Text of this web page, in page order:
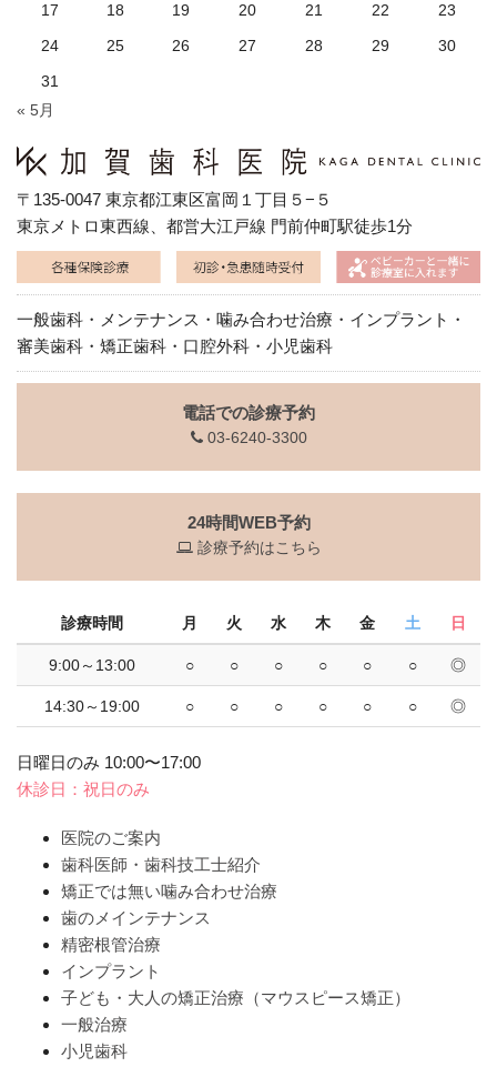
17
18 19 20 21 22
23
24
25 26 27 28 29
30
31
« 5月
〒135-0047 東京都江東区富岡１丁目５−５
東京メトロ東西線、都営大江戸線 門前仲町駅徒歩1分
一般歯科・メンテナンス・噛み合わせ治療・インプラント・
審美歯科・矯正歯科・口腔外科・小児歯科
電話での診療予約
03-6240-3300
24時間WEB予約
診療予約はこちら
診療時間 月 火 水 木 金 土 日
9:00～13:00 ○ ○ ○ ○ ○ ○ ◎
14:30～19:00 ○ ○ ○ ○ ○ ○ ◎
日曜日のみ 10:00〜17:00
休診日：祝日のみ
医院のご案内
歯科医師・歯科技工士紹介
矯正では無い噛み合わせ治療
歯のメインテナンス
精密根管治療
インプラント
子ども・大人の矯正治療（マウスピース矯正）
一般治療
小児歯科